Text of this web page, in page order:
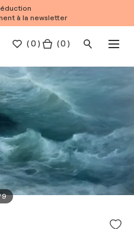
à la newsletter
(0 ) ( 0 )
9